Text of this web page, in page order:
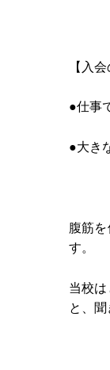
【入
●仕事
●大き
腹筋
す。
当校
と、